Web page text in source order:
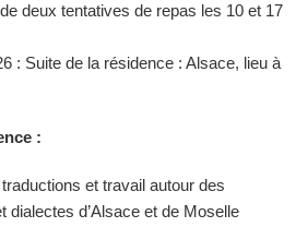
deux tentatives de repas les 10 et 17
: Suite de la résidence : Alsace, lieu à
:
et travail autour des
dialectes d’Alsace et de Moselle